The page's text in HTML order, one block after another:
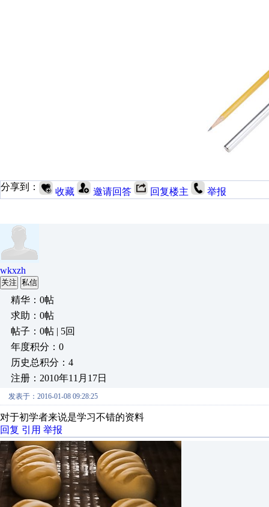
分享到： 收藏 邀请回答 回复楼主 举报
wkxzh
关注 私信
精华：0帖
求助：0帖
帖子：0帖 | 5回
年度积分：0
历史总积分：4
注册：2010年11月17日
发表于：2016-01-08 09:28:25
对于初学者来说是学习不错的资料
回复 引用 举报